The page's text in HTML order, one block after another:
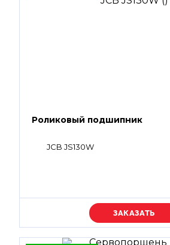
Роликовый подшипник
JCB JS130W
Уточняйте цену